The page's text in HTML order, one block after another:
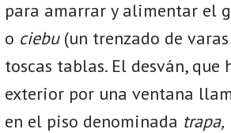
para amarrar y alimentar el
o ciebu(un trenzado de
toscas tablas. El desván, que
exterior por una ventana
en el piso denominada trapa,